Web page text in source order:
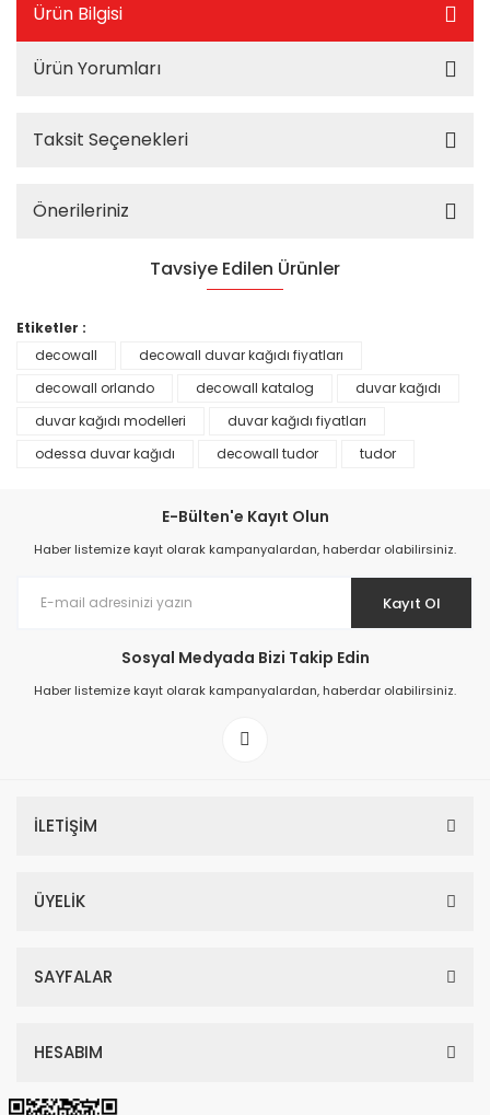
Ürün Bilgisi
Ürün Yorumları
Taksit Seçenekleri
Önerileriniz
Tavsiye Edilen Ürünler
Prime ArtDECO Duvar Kağıdı Tutkalı 500 gr
199,00 TL
Etiketler :
decowall
decowall duvar kağıdı fiyatları
decowall orlando
decowall katalog
duvar kağıdı
duvar kağıdı modelleri
duvar kağıdı fiyatları
odessa duvar kağıdı
decowall tudor tudor
E-Bülten'e Kayıt Olun
Haber listemize kayıt olarak kampanyalardan, haberdar olabilirsiniz.
Kayıt Ol
Sosyal Medyada Bizi Takip Edin
Haber listemize kayıt olarak kampanyalardan, haberdar olabilirsiniz.
İLETİŞİM
ÜYELİK
SAYFALAR
HESABIM